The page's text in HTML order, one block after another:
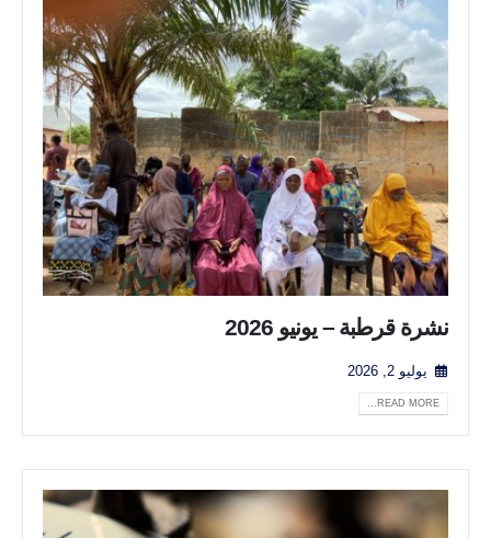
نشرة قرطبة – يونيو 2026
يوليو 2, 2026
READ MORE...